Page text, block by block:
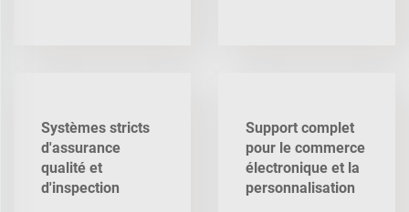
Systèmes stricts
d'assurance
qualité et
d'inspection
Support complet
pour le commerce
électronique et la
personnalisation